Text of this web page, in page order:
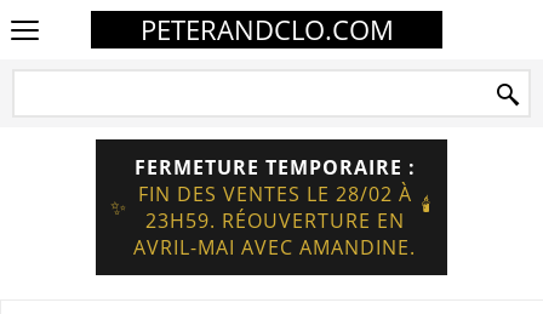
PETERANDCLO.COM
✨
FERMETURE TEMPORAIRE :
FIN DES VENTES LE 28/02 À
23H59. RÉOUVERTURE EN
AVRIL-MAI AVEC AMANDINE.
🕯️